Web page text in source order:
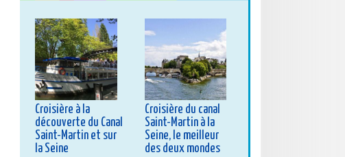
Croisière à la
découverte du Canal
Saint-Martin et sur
la Seine
Croisière du canal
Saint-Martin à la
Seine, le meilleur
des deux mondes